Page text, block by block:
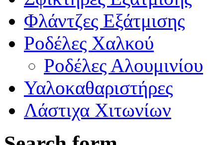
Φλάντζες Εξάτμισης
Ροδέλες Χαλκού
Ροδέλες Αλουμινίου
Υαλοκαθαριστήρες
Λάστιχα Χιτωνίων